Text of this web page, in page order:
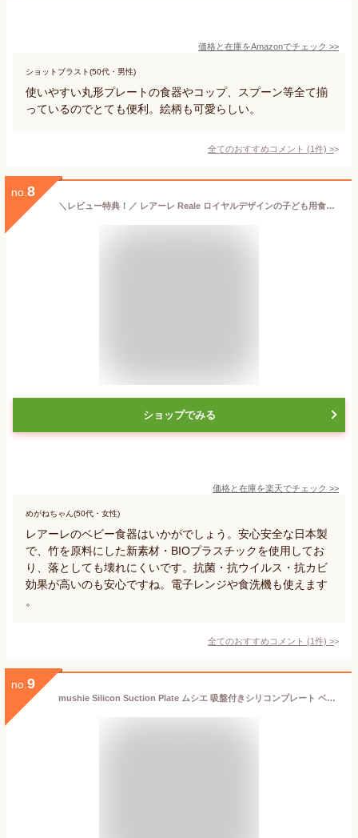
価格と在庫をAmazonでチェック >>
ショットブラスト(50代・男性)
使いやすい丸形プレートの食器やコップ、スプーン等全て揃
っているのでとても便利。絵柄も可愛らしい。
全てのおすすめコメント (1件) >
no. 8
＼レビュー特典！／ レアーレ Reale ロイヤルデザインの子ども用食器 [ ボウル&小皿（シェフセット）] プレート ボウル 赤ちゃん 離乳食 お祝い お食い初め 誕生日 プレゼント 日本製 天然素材 竹 エコプラスチック 環境に優しい 食洗機OK レンジOK 【do_review】
ショップでみる
価格と在庫を楽天でチェック >>
めがねちゃん(50代・女性)
レアーレのベビー食器はいかがでしょう。安心安全な日本製
で、竹を原料にした新素材・BIOプラスチックを使用してお
り、落としても壊れにくいです。抗菌・抗ウイルス・抗カビ
効果が高いのも安心ですね。電子レンジや食洗機も使えます
。
全てのおすすめコメント (1件) >
no. 9
mushie Silicon Suction Plate ムシエ 吸盤付きシリコンプレート ベビー 吸盤 プレート 赤ちゃん お皿 離乳食 食器 ワンプレート おしゃれ 滑り止め 北欧 出産祝い ギフト 誕生日 プレゼント 男の子 女の子